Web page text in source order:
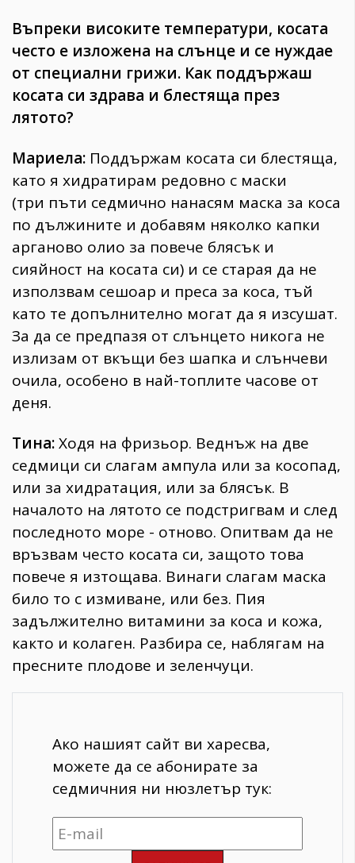
Въпреки високите температури, косата
често е изложена на слънце и се нуждае
от специални грижи. Как поддържаш
косата си здрава и блестяща през
лятото?
Мариела: Поддържам косата си блестяща,
като я хидратирам редовно с маски
(три пъти седмично нанасям маска за коса
по дължините и добавям няколко капки
арганово олио за повече блясък и
сияйност на косата си) и се старая да не
използвам сешоар и преса за коса, тъй
като те допълнително могат да я изсушат.
За да се предпазя от слънцето никога не
излизам от вкъщи без шапка и слънчеви
очила, особено в най-топлите часове от
деня.
Тина:Ходя на фризьор. Веднъж на две
седмици си слагам ампула или за косопад,
или за хидратация, или за блясък. В
началото на лятото се подстригвам и след
последното море - отново. Опитвам да не
връзвам често косата си, защото това
повече я изтощава. Винаги слагам маска
било то с измиване, или без. Пия
задължително витамини за коса и кожа,
както и колаген. Разбира се, наблягам на
пресните плодове и зеленчуци.
Ако нашият сайт ви харесва,
можете да се абонирате за
седмичния ни нюзлетър тук: